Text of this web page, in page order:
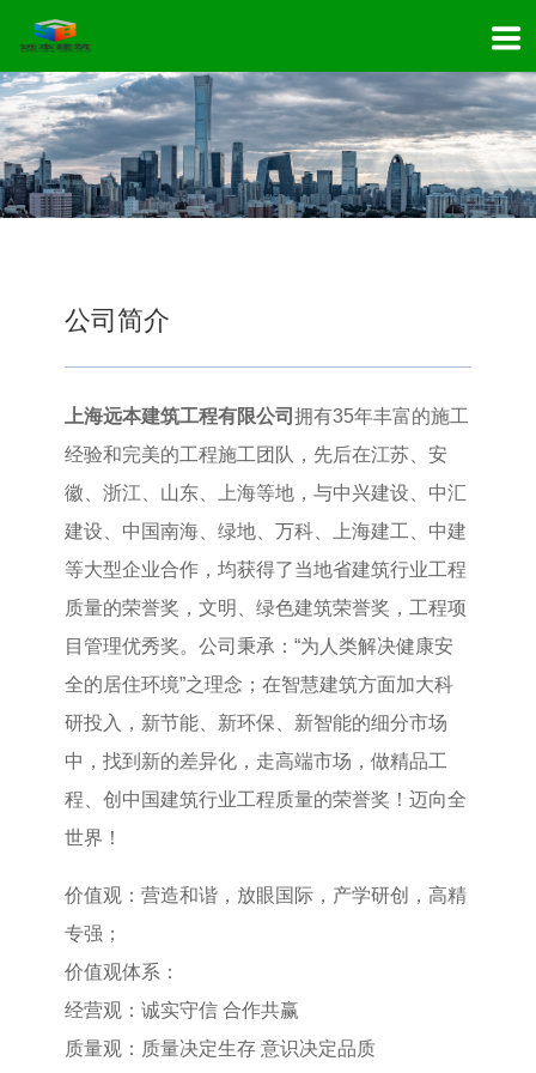
公司简介
上海远本建筑工程有限公司 拥有35年丰富的施工
经验和完美的工程施工团队，先后在江苏、安
徽、浙江、山东、上海等地，与中兴建设、中汇
建设、中国南海、绿地、万科、上海建工、中建
等大型企业合作，均获得了当地省建筑行业工程
质量的荣誉奖，文明、绿色建筑荣誉奖，工程项
目管理优秀奖。公司秉承：“为人类解决健康安
全的居住环境”之理念；在智慧建筑方面加大科
研投入，新节能、新环保、新智能的细分市场
中，找到新的差异化，走高端市场，做精品工
程、创中国建筑行业工程质量的荣誉奖！迈向全
世界！
价值观：营造和谐，放眼国际，产学研创，高精
专强；
价值观体系：
经营观：诚实守信 合作共赢
质量观：质量决定生存 意识决定品质